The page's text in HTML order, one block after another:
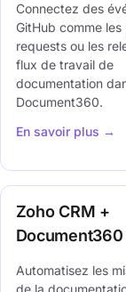
Connectez des
GitHub comme les
requests ou les
flux de travail de
documentation
Document360.
En savoir plus →
Zoho CRM +
Document360
Automatisez les
de la